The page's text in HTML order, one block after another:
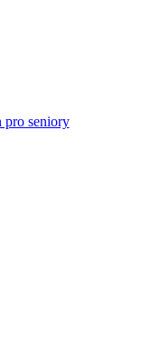
pro seniory